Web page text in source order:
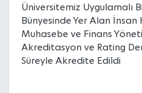
Üniversitemiz Uygulamalı
Bünyesinde Yer Alan İnsan
Muhasebe ve Finans
Akreditasyon ve Rating
Süreyle Akredite Edildi